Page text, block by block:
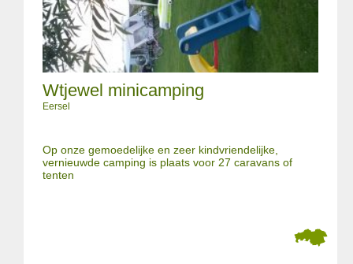
Wtjewel minicamping
Eersel
Op onze gemoedelijke en zeer kindvriendelijke,
vernieuwde camping is plaats voor 27 caravans of
tenten